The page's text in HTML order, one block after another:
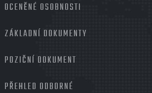
OCENĚNÉ OSOBNOSTI
ZÁKLADNÍ DOKUMENTY
POZIČNÍ DOKUMENT
PŘEHLED ODBORNÉ